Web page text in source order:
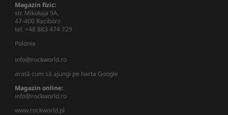
Magazin fizic:
str. Mikołaja 9A,
47-400 Racibórz
tel. +48 883 474 729
Polonia
info@rockworld.ro
arată cum să ajungi pe harta Google
Magazin online:
info@rockworld.ro
www.rockworld.pl